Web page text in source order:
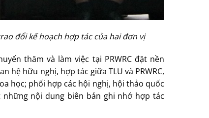
đổi kế hoạch hợp tác của hai đơn vị
thăm và làm việc tại PRWRC đặt nền
hệ hữu nghị, hợp tác giữa TLU và PRWRC,
học; phối hợp các hội nghị, hội thảo quốc
nội dung biên bản ghi nhớ hợp tác